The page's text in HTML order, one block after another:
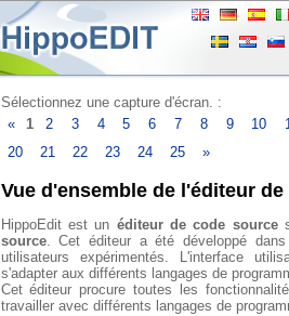
Sélectionnez une capture d'écran. :
«
1 2 3 4 5 6 7 8 9 10
20
21 22 23 24 25 »
Vue d'ensemble de l'éditeur
HippoEdit est un éditeur de code source
source. Cet éditeur a été développé
utilisateurs expérimentés. L'interface
s'adapter aux différents langages de
Cet éditeur procure toutes les
travailler avec différents langages de